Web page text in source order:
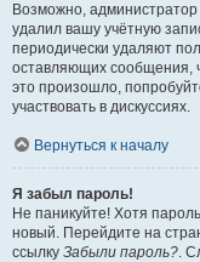
Возможно, администратор
удалил вашу учётную
периодически удаляют
оставляющих сообщения,
это произошло,
участвовать в дискуссиях.
Вернуться к началу
Я забыл пароль!
Не паникуйте! Хотя
новый. Перейдите на
ссылку Забыли пароль?.